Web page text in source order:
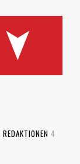
REDAKTIONEN 4